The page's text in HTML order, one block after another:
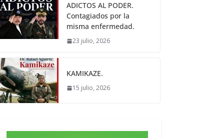
ADICTOS AL PODER.
Contagiados por la
misma enfermedad.
23 julio, 2026
KAMIKAZE.
15 julio, 2026